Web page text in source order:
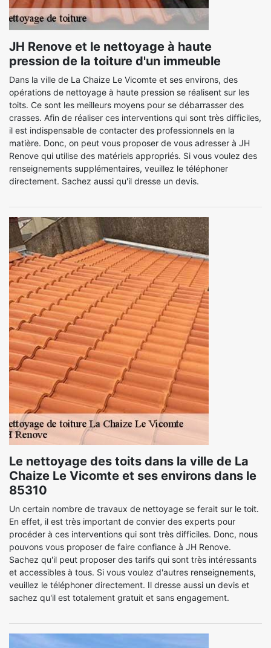
JH Renove et le nettoyage à haute
pression de la toiture d'un immeuble
Dans la ville de La Chaize Le Vicomte et ses environs, des
opérations de nettoyage à haute pression se réalisent sur les
toits. Ce sont les meilleurs moyens pour se débarrasser des
crasses. Afin de réaliser ces interventions qui sont très difficiles,
il est indispensable de contacter des professionnels en la
matière. Donc, on peut vous proposer de vous adresser à JH
Renove qui utilise des matériels appropriés. Si vous voulez des
renseignements supplémentaires, veuillez le téléphoner
directement. Sachez aussi qu'il dresse un devis.
Le nettoyage des toits dans la ville de La
Chaize Le Vicomte et ses environs dans le
85310
Un certain nombre de travaux de nettoyage se ferait sur le toit.
En effet, il est très important de convier des experts pour
procéder à ces interventions qui sont très difficiles. Donc, nous
pouvons vous proposer de faire confiance à JH Renove.
Sachez qu'il peut proposer des tarifs qui sont très intéressants
et accessibles à tous. Si vous voulez d'autres renseignements,
veuillez le téléphoner directement. Il dresse aussi un devis et
sachez qu'il est totalement gratuit et sans engagement.